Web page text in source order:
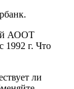
АООТ
1992 г. Что
ли